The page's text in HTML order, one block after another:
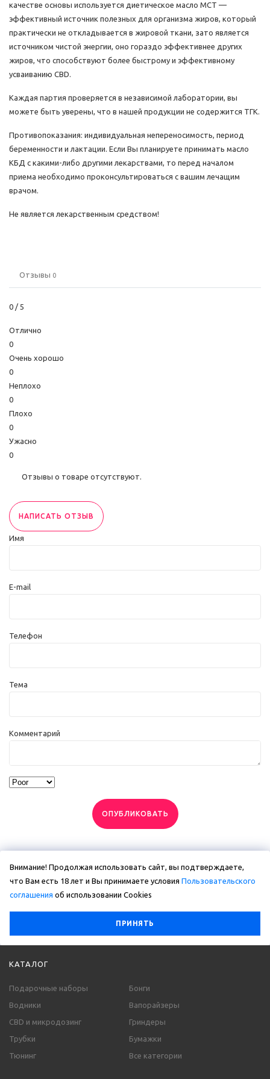
качестве основы используется диетическое масло MCT —
эффективный источник полезных для организма жиров, который
практически не откладывается в жировой ткани, зато является
источником чистой энергии, оно гораздо эффективнее других
жиров, что способствуют более быстрому и эффективному
усваиванию CBD.
Каждая партия проверяется в независимой лаборатории, вы
можете быть уверены, что в нашей продукции не содержится ТГК.
Противопоказания: индивидуальная непереносимость, период
беременности и лактации. Если Вы планируете принимать масло
КБД с какими-либо другими лекарствами, то перед началом
приема необходимо проконсультироваться с вашим лечащим
врачом.
Не является лекарственным средством!
Отзывы 0
0 / 5
Отлично
0
Очень хорошо
0
Неплохо
0
Плохо
0
Ужасно
0
Отзывы о товаре отсутствуют.
НАПИСАТЬ ОТЗЫВ
Имя
E-mail
Телефон
Тема
Комментарий
ОПУБЛИКОВАТЬ
Внимание! Продолжая использовать сайт, вы подтверждаете,
что Вам есть 18 лет и Вы принимаете условия Пользовательского
соглашения об использовании Сookies
ПРИНЯТЬ
КАТАЛОГ
Подарочные наборы
Бонги
Водники
Вапорайзеры
CBD и микродозинг
Гриндеры
Трубки
Бумажки
Тюнинг
Все категории